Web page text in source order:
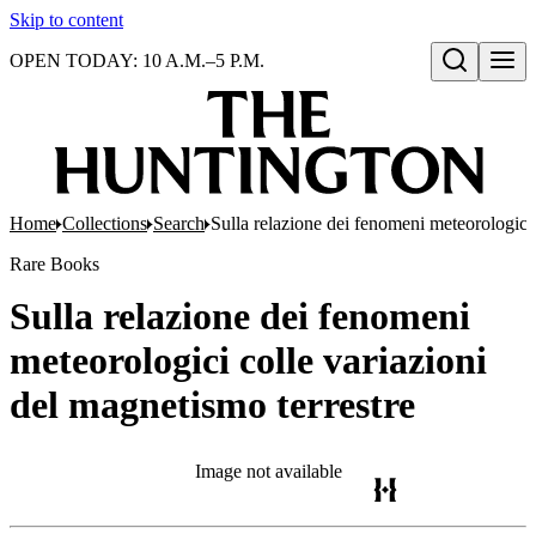
Skip to content
Open search
OPEN TODAY: 10 A.M.–5 P.M.
Home Collections Search Sulla relazione dei fenomeni
Rare Books
Sulla relazione dei fenomeni
meteorologici colle variazioni
del magnetismo terrestre
Image not available